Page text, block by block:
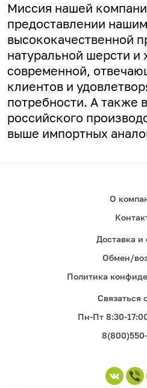
Миссия нашей
предоставлении
высококачественной
натуральной шерсти и
современной,
клиентов и
потребности. А также
российского
выше импортных
О
Доставка и
Обмен/
Политика
Связаться
Пн-Пт 8:30-